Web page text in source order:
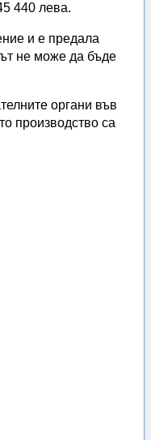
440 лева.
и е предала
не може да бъде
органи във
производство са